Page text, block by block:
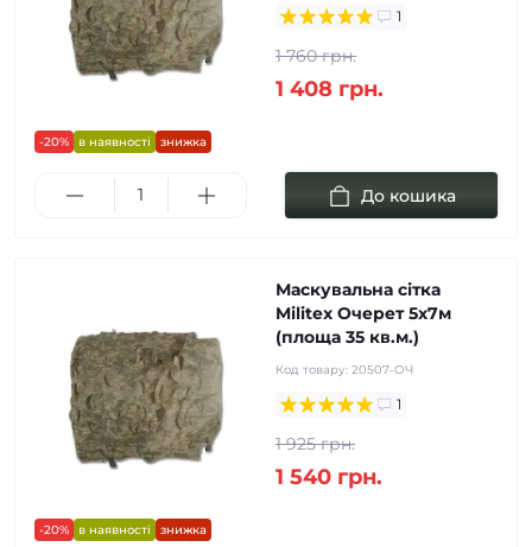
-20% в наявності знижка
1
1 760 грн.
1 408 грн.
До кошика
-20% в наявності знижка
Маскувальна сітка
Militex Очерет 5х7м
(площа 35 кв.м.)
Код товару: 20507-ОЧ
1
1 925 грн.
1 540 грн.